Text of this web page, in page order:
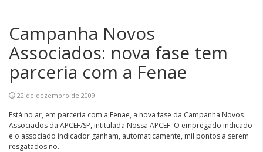
Campanha Novos
Associados: nova fase tem
parceria com a Fenae
22 de dezembro de 2009
Está no ar, em parceria com a Fenae, a nova fase da Campanha Novos
Associados da APCEF/SP, intitulada Nossa APCEF. O empregado indicado
e o associado indicador ganham, automaticamente, mil pontos a serem
resgatados no...